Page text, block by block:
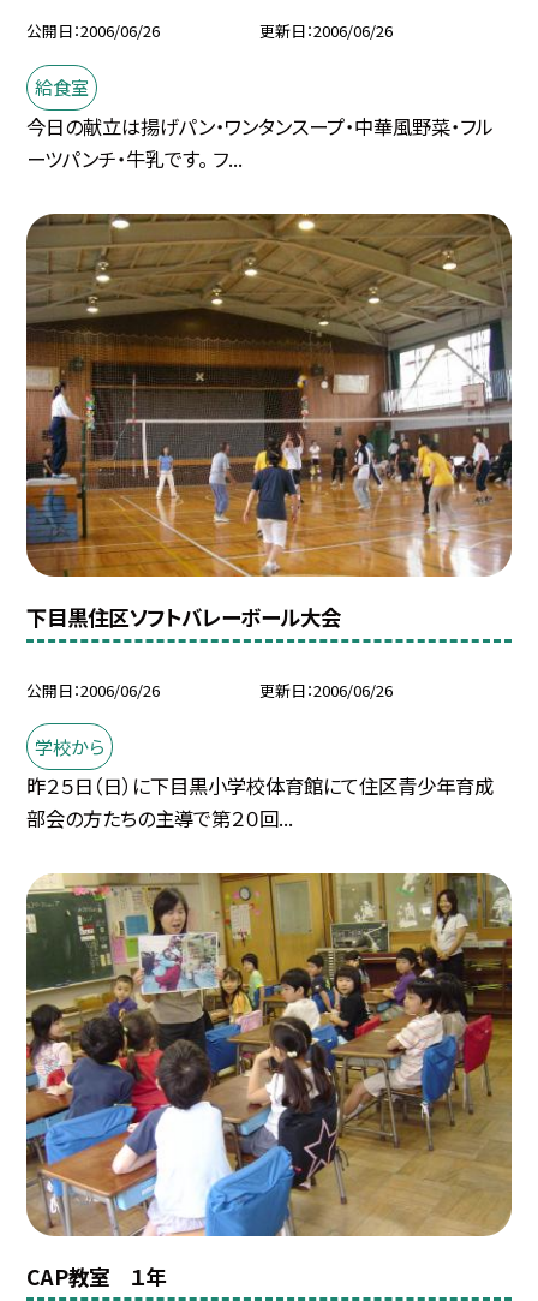
公開日 2006/06/26 更新日 2006/06/26
給食室
今日の献立は揚げパン・ワンタンスープ・中華風野菜・フル
ーツパンチ・牛乳です。 フ...
下目黒住区ソフトバレーボール大会
公開日 2006/06/26 更新日 2006/06/26
学校から
昨２５日（日）に下目黒小学校体育館にて住区青少年育成
部会の方たちの主導で第２０回...
CAP教室 １年